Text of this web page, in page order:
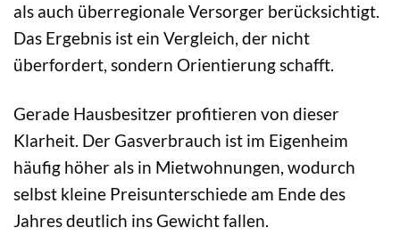
als auch überregionale Versorger berücksichtigt.
Das Ergebnis ist ein Vergleich, der nicht
überfordert, sondern Orientierung schafft.
Gerade Hausbesitzer profitieren von dieser
Klarheit. Der Gasverbrauch ist im Eigenheim
häufig höher als in Mietwohnungen, wodurch
selbst kleine Preisunterschiede am Ende des
Jahres deutlich ins Gewicht fallen.